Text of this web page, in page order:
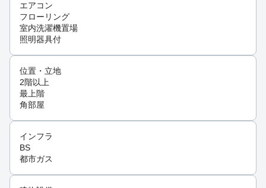
エアコン
フローリング
室内洗濯機置場
照明器具付
位置・立地
2階以上
最上階
角部屋
インフラ
BS
都市ガス